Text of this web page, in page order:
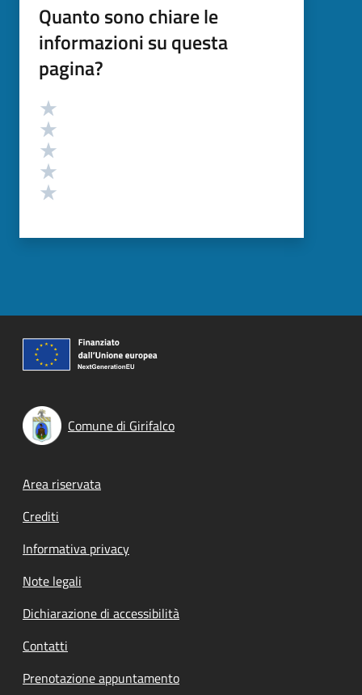
Quanto sono chiare le
informazioni su questa
pagina?
Valutazione
Comune di Girifalco
Footer menu
Area riservata
Crediti
Informativa privacy
Note legali
Dichiarazione di accessibilità
Contatti
Prenotazione appuntamento